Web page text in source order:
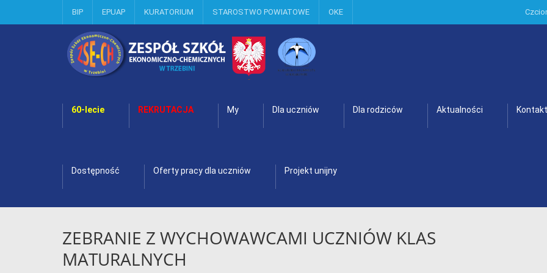
BIP EPUAP KURATORIUM STAROSTWO POWIATOWE OKE
60-lecie REKRUTACJA My Dla uczniów Dla rodziców Aktualności Kontakt
Dostępność Oferty pracy dla uczniów Projekt unijny
ZEBRANIE Z WYCHOWAWCAMI UCZNIÓW KLAS
MATURALNYCH